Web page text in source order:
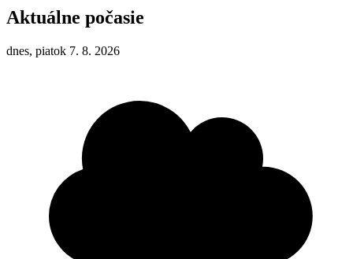
Aktuálne počasie
dnes, piatok 7. 8. 2026